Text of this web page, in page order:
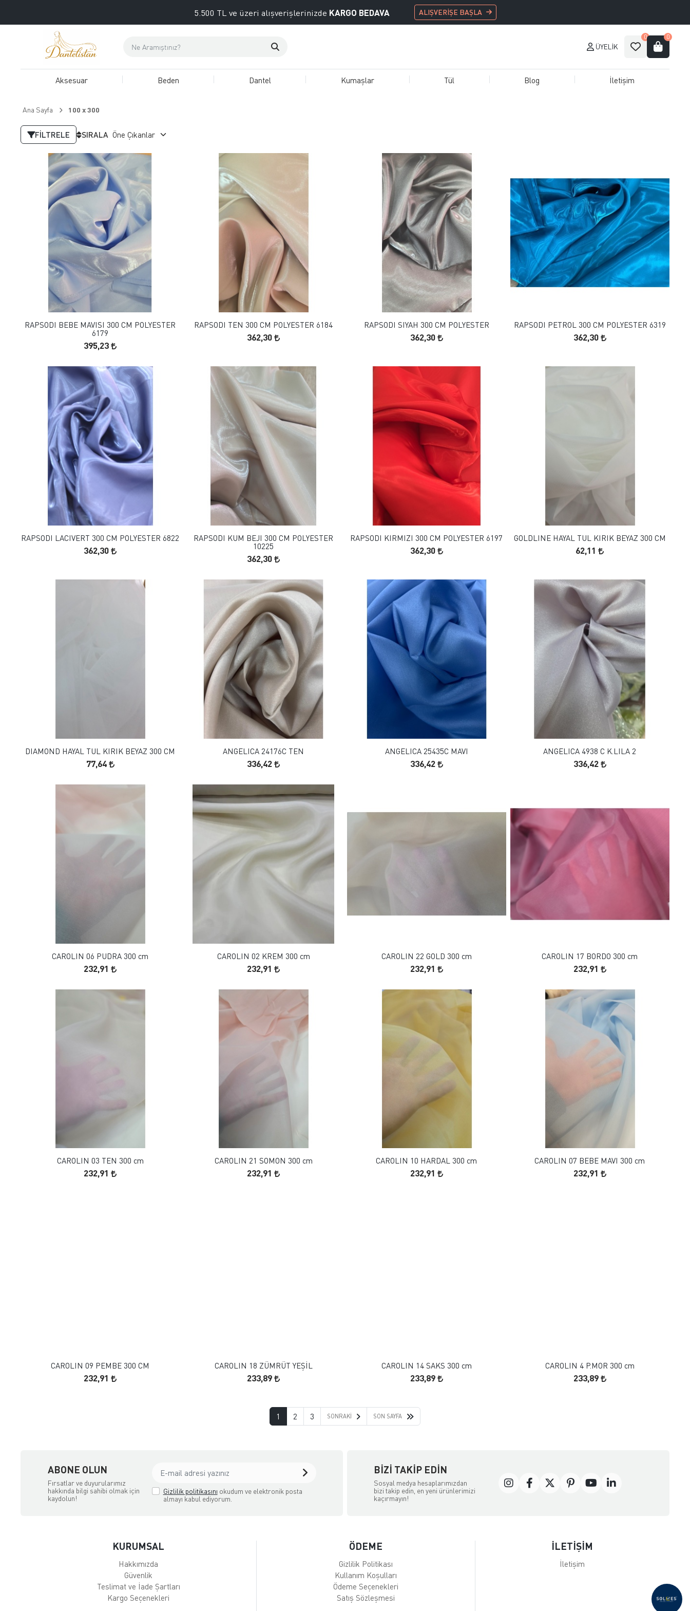
5.500 TL ve üzeri alışverişlerinizde KARGO BEDAVA ALIŞVERİŞE BAŞLA
ÜYELIK
0 0
Aksesuar Beden Dantel Kumaşlar Tül Blog İletişim
Ana Sayfa 100 x 300
FILTRELE SIRALA
FAVORILERE EKLE
SEPETE EKLE
RAPSODI BEBE MAVISI 300 CM POLYESTER
6179
395,23
FAVORILERE EKLE
SEPETE EKLE
RAPSODI TEN 300 CM POLYESTER 6184
362,30
FAVORILERE EKLE
SEPETE EKLE
RAPSODI SIYAH 300 CM POLYESTER
362,30
FAVORILERE EKLE
RAPSODI PETROL 300 CM POLYESTER 6319
362,30
FAVORILERE EKLE
SEPETE EKLE
RAPSODI LACIVERT 300 CM POLYESTER 6822
362,30
FAVORILERE EKLE
SEPETE EKLE
RAPSODI KUM BEJI 300 CM POLYESTER
10225
362,30
FAVORILERE EKLE
RAPSODI KIRMIZI 300 CM POLYESTER 6197
362,30
FAVORILERE EKLE
SEPETE EKLE
GOLDLINE HAYAL TUL KIRIK BEYAZ 300 CM
62,11
DIAMOND HAYAL TUL KIRIK BEYAZ 300 CM
77,64
FAVORILERE EKLE
SEPETE EKLE
ANGELICA 24176C TEN
336,42
FAVORILERE EKLE
SEPETE EKLE
ANGELICA 25435C MAVI
336,42
FAVORILERE EKLE
SEPETE EKLE
ANGELICA 4938 C K.LILA 2
336,42
CAROLIN 06 PUDRA 300 cm
232,91
CAROLIN 02 KREM 300 cm
232,91
CAROLIN 22 GOLD 300 cm
232,91
CAROLIN 17 BORDO 300 cm
232,91
CAROLIN 03 TEN 300 cm
232,91
CAROLIN 21 SOMON 300 cm
232,91
FAVORILERE EKLE
CAROLIN 10 HARDAL 300 cm
232,91
CAROLIN 07 BEBE MAVI 300 cm
232,91
CAROLIN 09 PEMBE 300 CM
232,91
CAROLIN 18 ZÜMRÜT YEŞİL
233,89
CAROLIN 14 SAKS 300 cm
233,89
CAROLIN 4 P.MOR 300 cm
233,89
1 2 3 SONRAKI SON SAYFA
ABONE OLUN
Fırsatlar ve duyurularımız
hakkında bilgi sahibi olmak için
kaydolun!
Gizlilik politikasını okudum ve elektronik posta
almayı kabul ediyorum.
BIZI TAKIP EDIN
Sosyal medya hesaplarımızdan
bizi takip edin, en yeni ürünlerimizi
kaçırmayın!
KURUMSAL
Hakkımızda
Güvenlik
Teslimat ve İade Şartları
Kargo Seçenekleri
ÖDEME
Gizlilik Politikası
Kullanım Koşulları
Ödeme Seçenekleri
Satış Sözleşmesi
İLETİŞİM
İletişim